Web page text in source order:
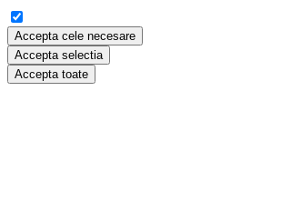
Accepta cele necesare
Accepta selectia
Accepta toate